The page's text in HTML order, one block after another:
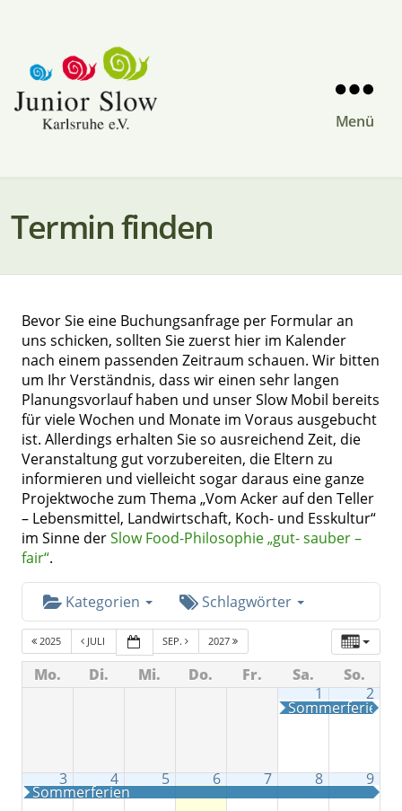
Menü
Termin finden
Bevor Sie eine Buchungsanfrage per Formular an
uns schicken, sollten Sie zuerst hier im Kalender
nach einem passenden Zeitraum schauen. Wir bitten
um Ihr Verständnis, dass wir einen sehr langen
Planungsvorlauf haben und unser Slow Mobil bereits
für viele Wochen und Monate im Voraus ausgebucht
ist. Allerdings erhalten Sie so ausreichend Zeit, die
Veranstaltung gut vorzubereiten, die Eltern zu
informieren und vielleicht sogar daraus eine ganze
Projektwoche zum Thema „Vom Acker auf den Teller
– Lebensmittel, Landwirtschaft, Koch- und Esskultur“
im Sinne derSlow Food-Philosophie „gut- sauber –
fair“.
Kategorien Schlagwörter
2025 JULI SEP. 2027
Mo. Di. Mi. Do. Fr. Sa.
So.
1
Sommerferien
2
3
Sommerferien
4 5 6 7 8 9